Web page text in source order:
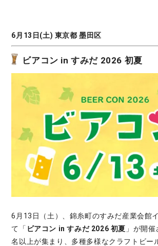
6月13日(土) 東京都 墨田区
ビアコン in すみだ 2026 初夏
6月13日（土）、錦糸町のすみだ産業会館
て「 ビアコン in すみだ 2026 初夏 」が開
名以上が集まり、多種多様なクラフトビー